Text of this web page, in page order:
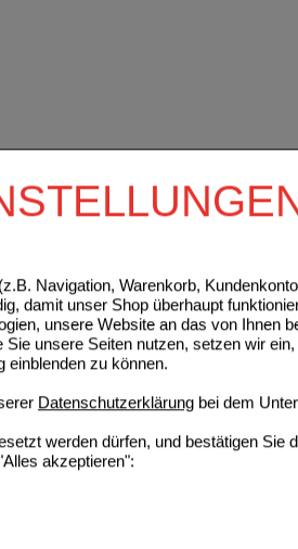
Navigation, Warenkorb,
damit unser Shop überhaupt
unsere Website an das von Ihnen
unsere Seiten nutzen, setzen wir
einblenden zu können.
Datenschutzerklärung bei dem
werden dürfen, und bestätigen Sie
akzeptieren":